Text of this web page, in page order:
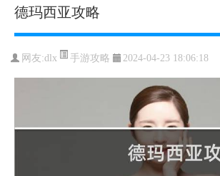
德玛西亚攻略
网友:dlx 手游攻略 2024-04-23 18:06:18